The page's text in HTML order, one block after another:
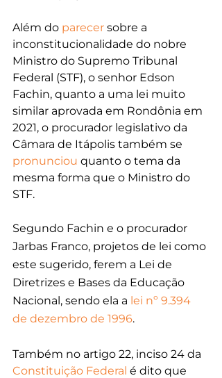
Além do parecer sobre a
inconstitucionalidade do nobre
Ministro do Supremo Tribunal
Federal (STF), o senhor Edson
Fachin, quanto a uma lei muito
similar aprovada em Rondônia em
2021, o procurador legislativo da
Câmara de Itápolis também se
pronunciou quanto o tema da
mesma forma que o Ministro do
STF.
Segundo Fachin e o procurador
Jarbas Franco, projetos de lei como
este sugerido, ferem a Lei de
Diretrizes e Bases da Educação
Nacional, sendo ela a lei nº 9.394
de dezembro de 1996.
Também no artigo 22, inciso 24 da
Constituição Federal é dito que